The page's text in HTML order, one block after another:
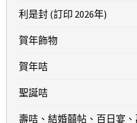
利是封 (訂印 2026年)
賀年飾物
賀年咭
聖誕咭
壽咭、結婚囍帖、百日宴